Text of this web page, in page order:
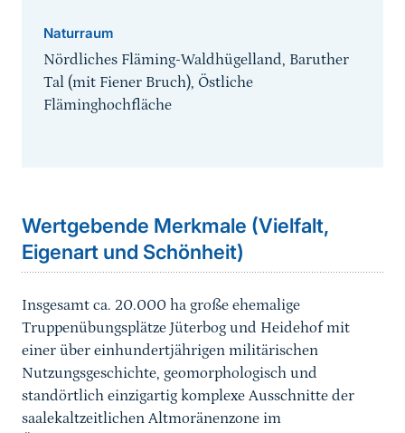
Naturraum
Nördliches Fläming-Waldhügelland, Baruther
Tal (mit Fiener Bruch), Östliche
Fläminghochfläche
Wertgebende Merkmale (Vielfalt,
Eigenart und Schönheit)
Insgesamt ca. 20.000 ha große ehemalige
Truppenübungsplätze Jüterbog und Heidehof mit
einer über einhundertjährigen militärischen
Nutzungsgeschichte, geomorphologisch und
standörtlich einzigartig komplexe Ausschnitte der
saalekaltzeitlichen Altmoränenzone im